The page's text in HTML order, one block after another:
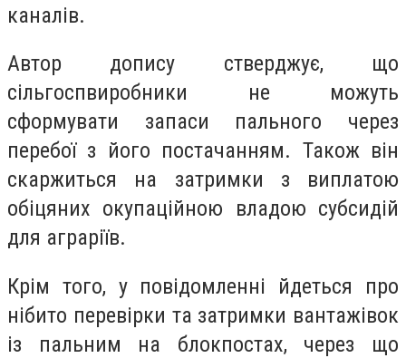
каналів.
Автор допису стверджує, що
сільгоспвиробники не можуть
сформувати запаси пального через
перебої з його постачанням. Також він
скаржиться на затримки з виплатою
обіцяних окупаційною владою субсидій
для аграріїв.
Крім того, у повідомленні йдеться про
нібито перевірки та затримки вантажівок
із пальним на блокпостах, через що